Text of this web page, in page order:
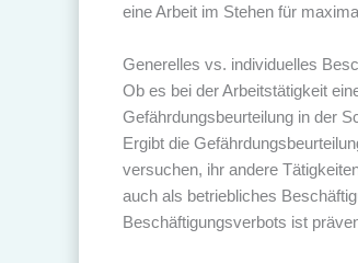
eine Arbeit im Stehen für
Generelles vs. individuelles
Ob es bei der Arbeitstätigkeit
Gefährdungsbeurteilung in der
Ergibt die
versuchen, ihr andere
auch als betriebliches
Beschäftigungsverbots ist